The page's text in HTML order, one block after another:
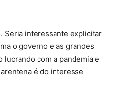
Seria interessante explicitar
o governo e as grandes
lucrando com a pandemia e
é do interesse